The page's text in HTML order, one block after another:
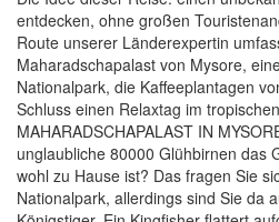
entdecken, ohne großen
Route unserer Länderexpertin
Maharadschapalast von Mysore,
Nationalpark, die Kaffeeplantagen
Schluss einen Relaxtag im
MAHARADSCHAPALAST IN
unglaubliche 80000 Glühbirnen das
wohl zu Hause ist? Das fragen Sie
Nationalpark, allerdings sind Sie da